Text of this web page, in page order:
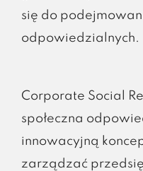
się do
odpowiedzialnych.
Corporate Social
społeczna
innowacyjną
zarządzać